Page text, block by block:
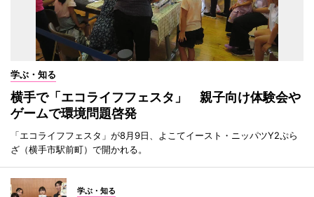
学ぶ・知る
横手で「エコライフフェスタ」 親子向け体験会や
ゲームで環境問題啓発
「エコライフフェスタ」が8月9日、よこてイースト・ニッパツY2ぷら
ざ（横手市駅前町）で開かれる。
学ぶ・知る